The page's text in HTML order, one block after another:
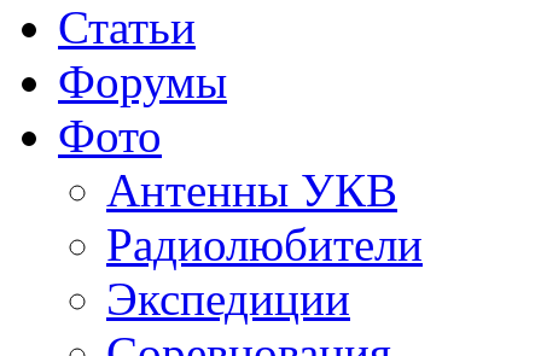
Статьи
Форумы
Фото
Антенны УКВ
Радиолюбители
Экспедиции